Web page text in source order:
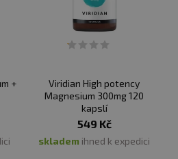
+
Viridian High potency
Magnesium 300mg 120
kapslí
549 Kč
skladem ihned k expedici